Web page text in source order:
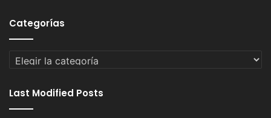
Categorías
Categorías
Last Modified Posts